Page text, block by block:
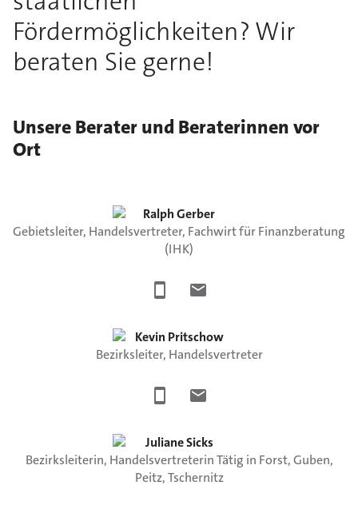
Fördermöglichkeiten? Wir
beraten Sie gerne!
Unsere Berater und Beraterinnen vor
Ort
RalphGerber
Gebietsleiter, Handelsvertreter, Fachwirt für Finanzberatung
(IHK)
Kevin Pritschow
Bezirksleiter, Handelsvertreter
JulianeSicks
Bezirksleiterin, Handelsvertreterin Tätig in Forst, Guben,
Peitz, Tschernitz